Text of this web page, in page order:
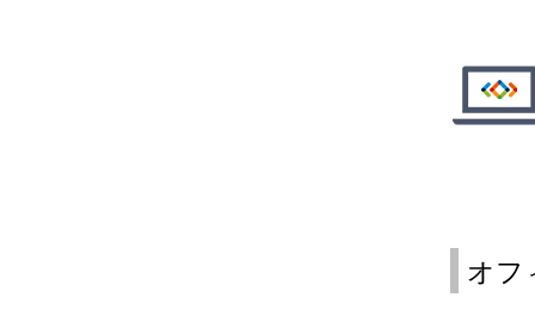
オフ